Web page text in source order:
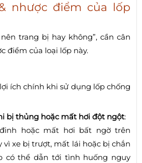
nhược điểm của lốp
trang bị hay không”, cần cân
điểm của loại lốp này.
ích chính khi sử dụng lốp chống
bị thủng hoặc mất hơi đột ngột:
hoặc mất hơi bất ngờ trên
vì xe bị trượt, mất lái hoặc bị chắn
có thể dẫn tới tình huống nguy